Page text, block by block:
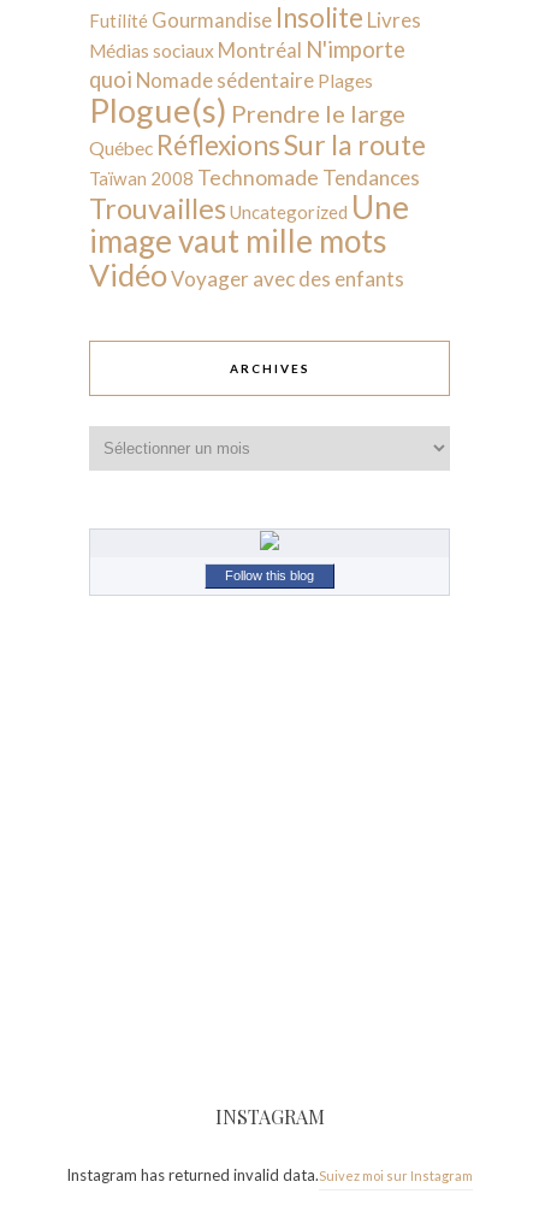
Futilité Gourmandise Insolite Livres
Médias sociaux Montréal N'importe
quoi Nomade sédentaire Plages
Plogue(s) Prendre le large
Québec RéflexionsSur la route
Taïwan 2008 Technomade Tendances
Trouvailles Uncategorized Une
image vaut mille mots
VidéoVoyager avec des enfants
ARCHIVES
Follow this blog
INSTAGRAM
Instagram has returned invalid data.Suivez moi sur Instagram